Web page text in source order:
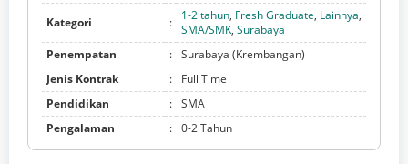
Kategori : 1-2 tahun, Fresh Graduate, Lainnya,
SMA/SMK, Surabaya
Penempatan
: Surabaya (Krembangan)
Jenis Kontrak
:
Full Time
Pendidikan
: SMA
Pengalaman
: 0-2 Tahun